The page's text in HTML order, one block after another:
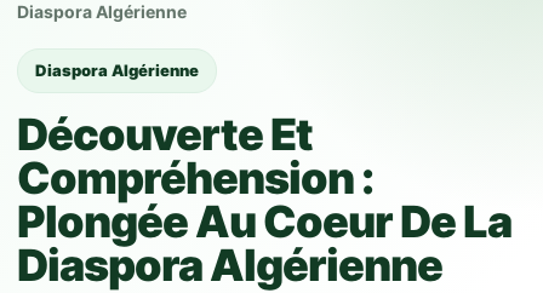
Diaspora Algérienne
Diaspora Algérienne
Découverte Et
Compréhension :
Plongée Au Coeur De La
Diaspora Algérienne